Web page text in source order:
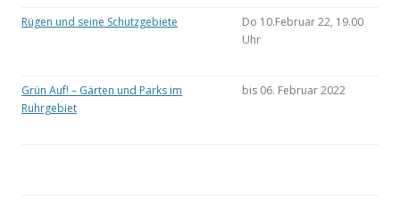
Rügen und seine Schutzgebiete
Do 10.Februar 22, 19.00
Uhr
Grün Auf! – Gärten und Parks im
Ruhrgebiet
bis 06. Februar 2022